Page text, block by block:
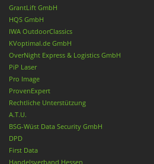
GrantLift GmbH
HQS GmbH
IWA OutdoorClassics
KVoptimal.de GmbH
OverNight Express & Logistics GmbH
PiP Laser
Pro Image
ProvenExpert
Rechtliche Unterstützung
A.T.U.
BSG-Wüst Data Security GmbH
DPD
First Data
Handelsverband Hessen